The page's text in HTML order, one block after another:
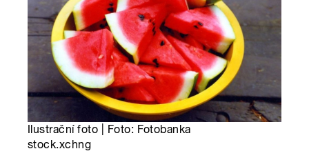
Ilustrační foto | Foto: Fotobanka
stock.xchng